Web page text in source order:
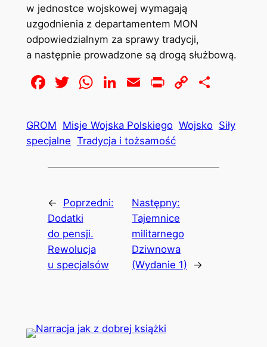
w jednostce wojskowej wymagają
uzgodnienia z departamentem MON
odpowiedzialnym za sprawy tradycji,
a następnie prowadzone są drogą służbową.
Facebook
Twitter
WhatsApp
LinkedIn
EmailPrintCopy
GROM Misje Wojska Polskiego Wojsko Siły
specjalne Tradycja i tożsamość
←
Poprzedni:
Dodatki
do pensji.
Rewolucja
u specjalsów
Następny:
Tajemnice
militarnego
Dziwnowa
(Wydanie 1)
→